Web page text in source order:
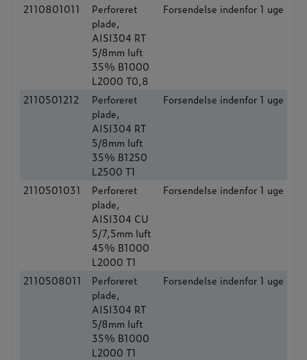
2110801011
Perforeret
plade,
AISI304 RT
5/8mm luft
35% B1000
L2000 T0,8
Forsendelse indenfor 1 uge
2110501212
Perforeret
plade,
AISI304 RT
5/8mm luft
35% B1250
L2500 T1
Forsendelse indenfor 1 uge
2110501031
Perforeret
plade,
AISI304 CU
5/7,5mm luft
45% B1000
L2000 T1
Forsendelse indenfor 1 uge
2110508011
Perforeret
plade,
AISI304 RT
5/8mm luft
35% B1000
L2000 T1
Forsendelse indenfor 1 uge